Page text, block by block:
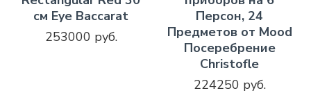
см Eye Baccarat
253000 руб.
Персон, 24
Предметов от Mood
Посеребрение
Christofle
224250 руб.